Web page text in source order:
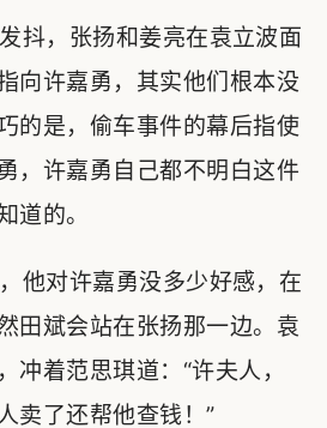
抖，张扬和姜亮在袁立波面
向许嘉勇，其实他们根本没
的是，偷车事件的幕后指使
，许嘉勇自己都不明白这件
道的。
他对许嘉勇没多少好感，在
田斌会站在张扬那一边。袁
冲着范思琪道：“许夫人，
卖了还帮他查钱！”